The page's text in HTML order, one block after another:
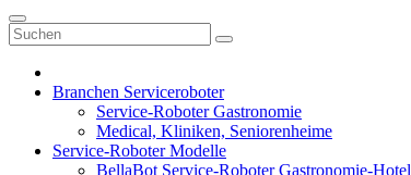
Branchen Serviceroboter
Service-Roboter Gastronomie
Medical, Kliniken, Seniorenheime
Service-Roboter Modelle
BellaBot Service-Roboter Gastronomie-Hotel